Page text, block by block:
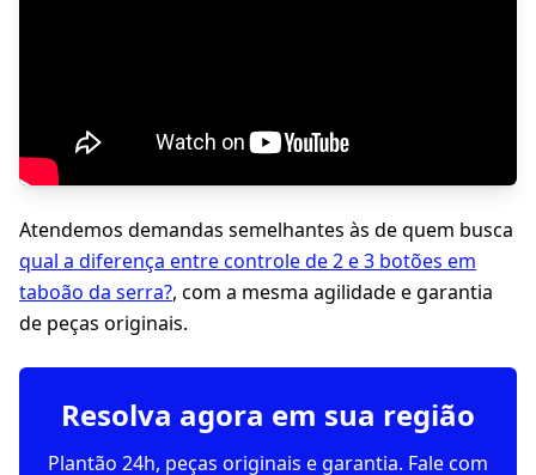
Atendemos demandas semelhantes às de quem busca
qual a diferença entre controle de 2 e 3 botões em
taboão da serra?, com a mesma agilidade e garantia
de peças originais.
Resolva agora em sua região
Plantão 24h, peças originais e garantia. Fale com